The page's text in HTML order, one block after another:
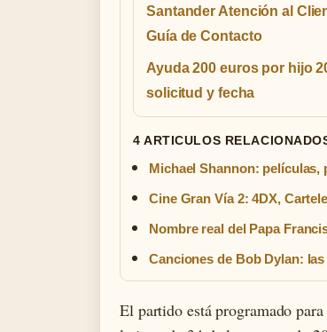
Santander Atención al
Guía de Contacto
Ayuda 200 euros por hijo
solicitud y fecha
4 ARTICULOS
Michael Shannon: películas,
Cine Gran Vía 2: 4DX,
Nombre real del Papa
Canciones de Bob Dylan:
El partido está programado